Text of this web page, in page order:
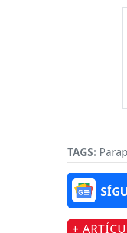
TAGS:
+